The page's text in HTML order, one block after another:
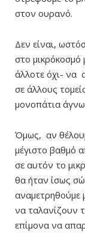
στον ουρανό.
Δεν είναι,
στο μικρόκοσμό
άλλοτε όχι- να
σε άλλους
μονοπάτια
Όμως, αν
μέγιστο βαθμό
σε αυτόν το
θα ήταν ίσως
αναμετρηθούμε
να ταλανίζουν
επίμονα να